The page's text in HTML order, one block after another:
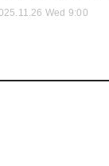
Wed 9:00